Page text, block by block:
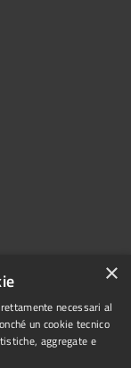
© 2025 Comune di
Montecatini Terme
×
necessari al
un cookie tecnico
aggregate e